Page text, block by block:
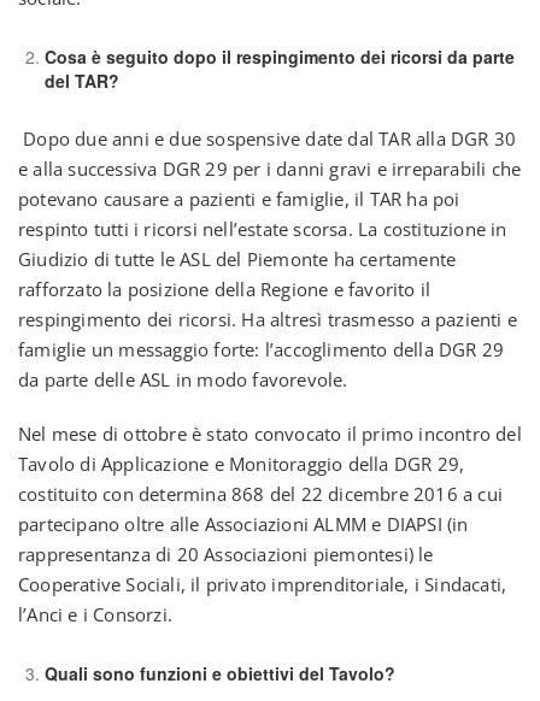
Cosa è seguito dopo il respingimento dei ricorsi da parte
del TAR?
Dopo due anni e due sospensive date dal TAR alla DGR 30
e alla successiva DGR 29 per i danni gravi e irreparabili che
potevano causare a pazienti e famiglie, il TAR ha poi
respinto tutti i ricorsi nell’estate scorsa. La costituzione in
Giudizio di tutte le ASL del Piemonte ha certamente
rafforzato la posizione della Regione e favorito il
respingimento dei ricorsi. Ha altresì trasmesso a pazienti e
famiglie un messaggio forte: l’accoglimento della DGR 29
da parte delle ASL in modo favorevole.
Nel mese di ottobre è stato convocato il primo incontro del
Tavolo di Applicazione e Monitoraggio della DGR 29,
costituito con determina 868 del 22 dicembre 2016 a cui
partecipano oltre alle Associazioni ALMM e DIAPSI (in
rappresentanza di 20 Associazioni piemontesi) le
Cooperative Sociali, il privato imprenditoriale, i Sindacati,
l’Anci e i Consorzi.
Quali sono funzioni e obiettivi del Tavolo?